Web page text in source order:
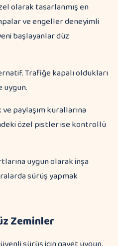
olarak tasarlanmış en
ve engeller deneyimli
başlayanlar düz
Trafiğe kapalı oldukları
uygun.
paylaşım kurallarına
özel pistler ise kontrollü
uygun olarak inşa
sürüş yapmak
Zeminler